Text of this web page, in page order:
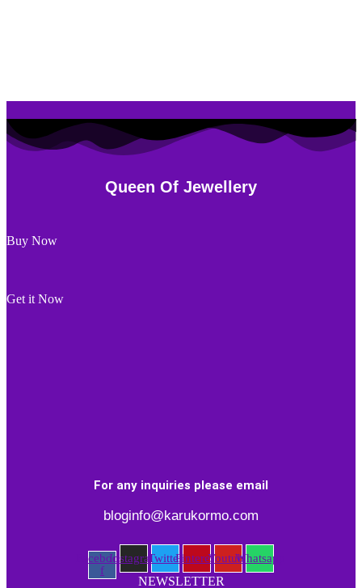
Queen Of Jewellery
Buy Now
Get it Now
For any inquiries please email
bloginfo@karukormo.com
Facebook-
f
InstagramTwitterPinterestYoutubeWhatsapp
NEWSLETTER